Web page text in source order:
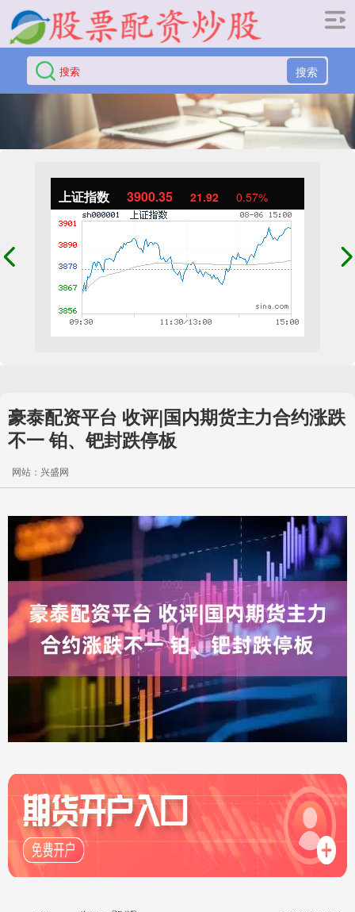
搜索
上证指数 3900.35 21.92 0.57%
豪泰配资平台 收评|国内期货主力合约涨跌
不一 铂、钯封跌停板
网站：兴盛网